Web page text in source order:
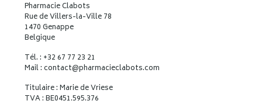
Pharmacie Clabots
Rue de Villers-la-Ville 78
1470 Genappe
Belgique
Tél. : +32 67 77 23 21
Mail : contact@pharmacieclabots.com
Titulaire : Marie de Vriese
TVA : BE0451.595.376